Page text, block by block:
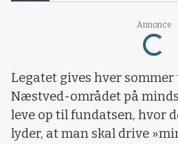
Annonce
Legatet gives hver
Næstved-området på
leve op til fundatsen, hvor
lyder, at man skal drive